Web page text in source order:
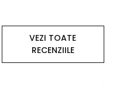
VEZI TOATE
RECENZIILE